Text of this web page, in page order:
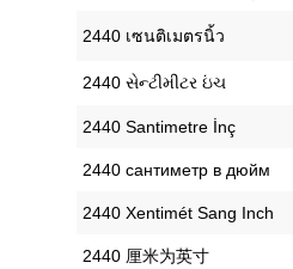
‎2440 เซนติเมตรนิ้ว
‎2440 સેન્ટીમીટર ઇંચ
‎2440 Santimetre İnç
‎2440 сантиметр в дюйм
‎2440 Xentimét Sang Inch
‎2440 厘米为英寸